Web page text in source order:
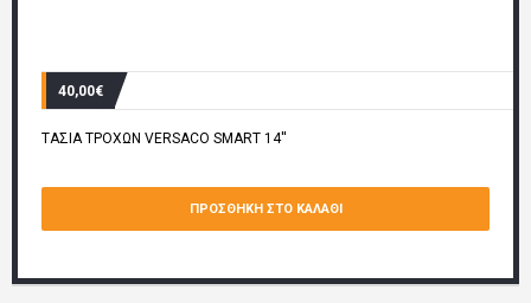
40,00€
ΤΑΣΙΑ ΤΡΟΧΩΝ VERSACO SMART 14''
ΠΡΟΣΘΉΚΗ ΣΤΟ ΚΑΛΆΘΙ